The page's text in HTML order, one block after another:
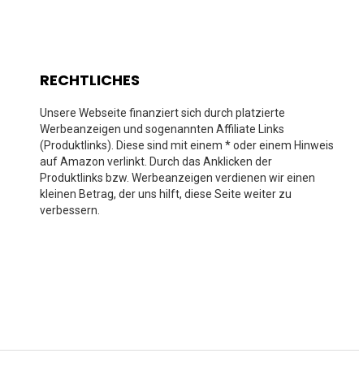
RECHTLICHES
Unsere Webseite finanziert sich durch platzierte
Werbeanzeigen und sogenannten Affiliate Links
(Produktlinks). Diese sind mit einem * oder einem Hinweis
auf Amazon verlinkt. Durch das Anklicken der
Produktlinks bzw. Werbeanzeigen verdienen wir einen
kleinen Betrag, der uns hilft, diese Seite weiter zu
verbessern.